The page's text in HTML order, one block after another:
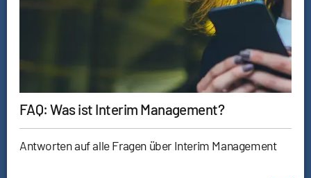
FAQ: Was ist Interim Management?
Antworten auf alle Fragen über Interim Management